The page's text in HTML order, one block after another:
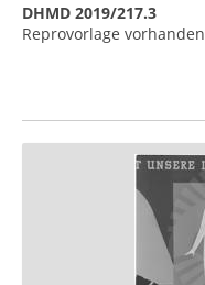
DHMD 2019/217.3
Reprovorlage vorhanden